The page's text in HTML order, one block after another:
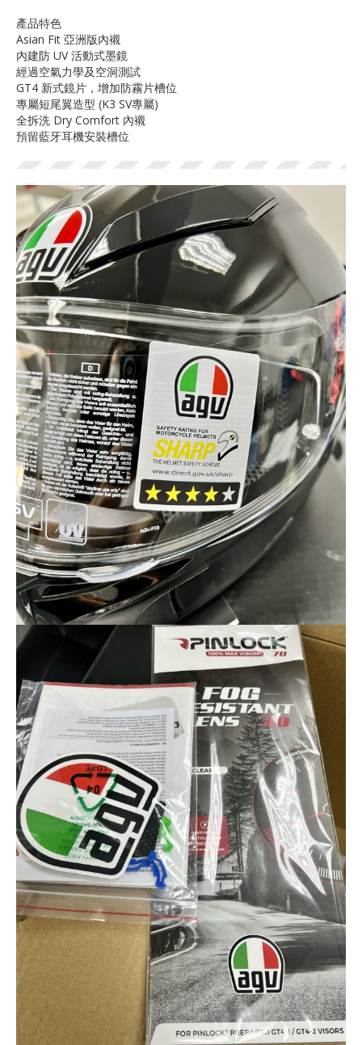
產品特色
Asian Fit 亞洲版內襯
內建防 UV 活動式墨鏡
經過空氣力學及空洞測試
GT4 新式鏡片，增加防霧片槽位
專屬短尾翼造型 (K3 SV專屬)
全拆洗 Dry Comfort 內襯
預留藍牙耳機安裝槽位